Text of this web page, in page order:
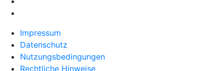
Impressum
Datenschutz
Nutzungsbedingungen
Rechtliche Hinweise